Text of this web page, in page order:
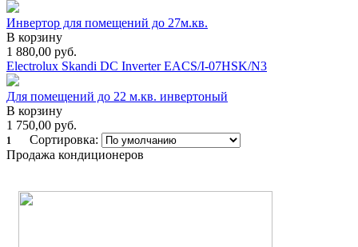
Инвертор для помещений до 27м.кв.
В корзину
1 880,00 руб.
Electrolux Skandi DC Inverter EACS/I-07HSK/N3
Для помещений до 22 м.кв. инвертоный
В корзину
1 750,00 руб.
1
Сортировка:
Продажа кондиционеров